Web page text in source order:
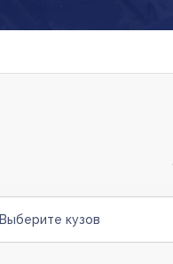
Выберите кузов